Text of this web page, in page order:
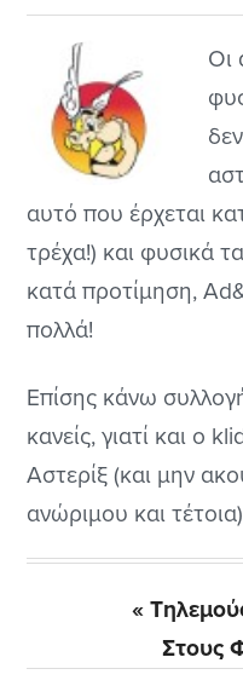
Oι
αυτό που έρχεται
τρέχα!) και φυσικά
κατά προτίμηση,
πολλά!
Επίσης κάνω
κανείς, γιατί και ο
Αστερίξ (και μην
ανώριμου και
Previous
Post:
«
Στους